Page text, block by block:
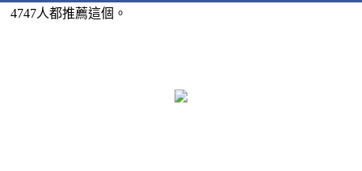
4747人都推薦這個。